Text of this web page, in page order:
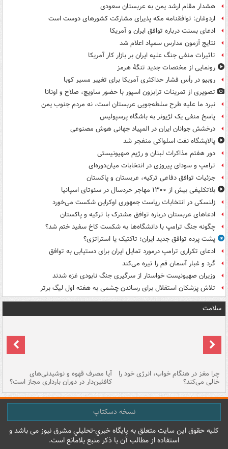
هشدار مقام ارشد یمن به عربستان سعودی
اردوغان: توافقنامه مکه پذیرای مشارکت کشورهای دوست است
ادعای بسنت درباره توافق ایران و آمریکا
نتایج آزمون مدارس سمپاد اعلام شد
تاثیرات منفی جنگ علیه ایران بر بازار کار آمریکا
رونمایی از مختصات جدید تنگۀ هرمز
روبیو در رأس فشار حداکثری آمریکا برای تغییر مسیر کوبا
تصویری از تمرینات ترابزون اسپور با حضور ساویچ، صلاح و اونانا
نبرد ما علیه طرح سلطه‌جویی عربستان است، نه مردم جنوب یمن
پاسخ منفی یک لژیونر به باشگاه پرسپولیس
درخشش جوانان ایران در المپیاد جهانی هوش مصنوعی
پالایشگاه نفت اسلواکی منفجر شد
دور هفتم مذاکرات لبنان و رژیم صهیونیستی
ترامپ و سودای پیروزی در انتخابات میان‌دوره‌ای
جزئیات توافق دفاعی ترکیه، عربستان و پاکستان
بلاتکلیفی بیش از ۱۳۰۰ مهاجر خردسال در سئوتای اسپانیا
زلنسکی در انتخابات ریاست جمهوری اوکراین شکست می‌خورد
ادعاهای عربستان درباره توافق مشترک با ترکیه و پاکستان
چگونه جنگ ترامپ با دانشگاه‌ها به شکست کاخ سفید ختم شد؟
پشت پرده توافق جدید ایران؛ تاکتیک یا استراتژی؟
ادعای تکراری ترامپ درمورد تمایل ایران برای دستیابی به توافق
گرد و غبار آسمان قم را تیره می‌کند
وزیران صهیونیست خواستار از سرگیری جنگ نابودی غزه شدند
تلاش پزشکان استقلال برای رساندن چشمی به هفته اول لیگ برتر
سلامت
چرا مغز در هنگام خواب، انرژی خود را
خالی می‌کند؟
آیا مصرف قهوه و نوشیدنی‌های
کافئین‌دار در دوران بارداری مجاز است؟
نسخه دسکتاپ
کليه حقوق اين سايت متعلق به پایگاه خبري-تحليلي مشرق نيوز می باشد و
استفاده از مطالب آن با ذکر منبع بلامانع است.